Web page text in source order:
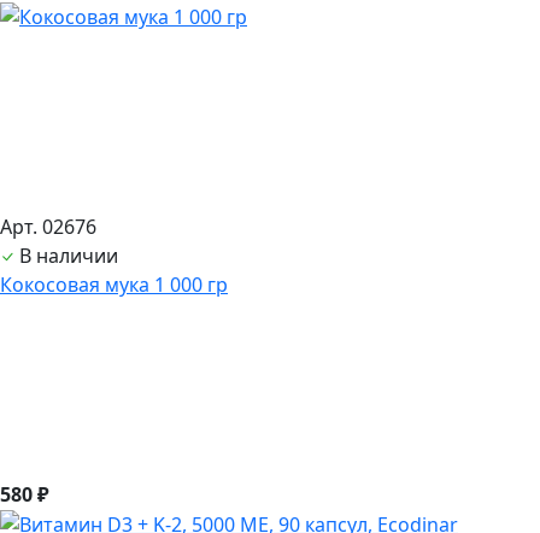
Арт. 02676
В наличии
Кокосовая мука 1 000 гр
580 ₽